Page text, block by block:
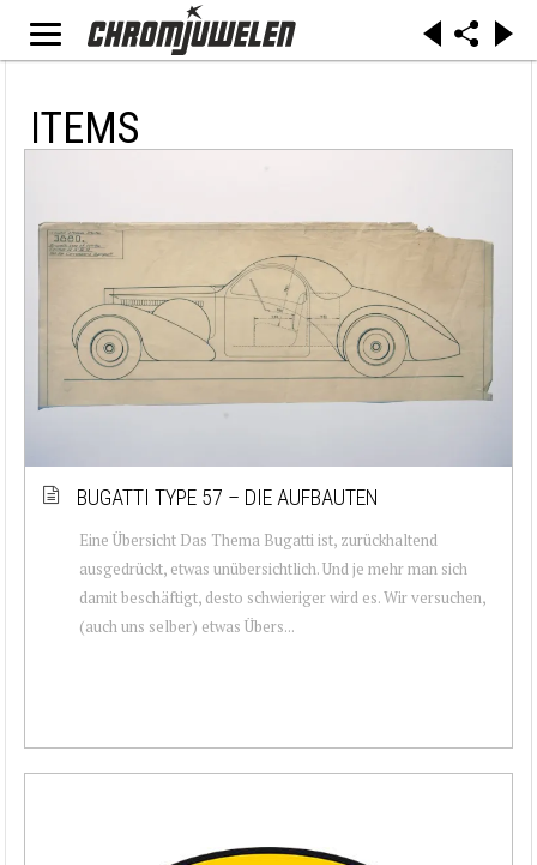
ITEMS
BUGATTI TYPE 57 – DIE AUFBAUTEN
Eine Übersicht Das Thema Bugatti ist, zurückhaltend
ausgedrückt, etwas unübersichtlich. Und je mehr man sich
damit beschäftigt, desto schwieriger wird es. Wir versuchen,
(auch uns selber) etwas Übers...